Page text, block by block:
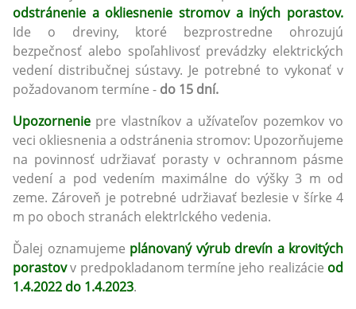
odstránenie a okliesnenie stromov a iných porastov.
Ide o dreviny, ktoré bezprostredne ohrozujú
bezpečnosť alebo spoľahlivosť prevádzky elektrických
vedení distribučnej sústavy. Je potrebné to vykonať v
požadovanom termíne - do 15 dní.
Upozornenie pre vlastníkov a užívateľov pozemkov vo
veci okliesnenia a odstránenia stromov: Upozorňujeme
na povinnosť udržiavať porasty v ochrannom pásme
vedení a pod vedením maximálne do výšky 3 m od
zeme. Zároveň je potrebné udržiavať bezlesie v šírke 4
m po oboch stranách elektrlckého vedenia.
Ďalej oznamujeme plánovaný výrub drevín a krovitých
porastovv predpokladanom termíne jeho realizácie od
1.4.2022 do 1.4.2023.